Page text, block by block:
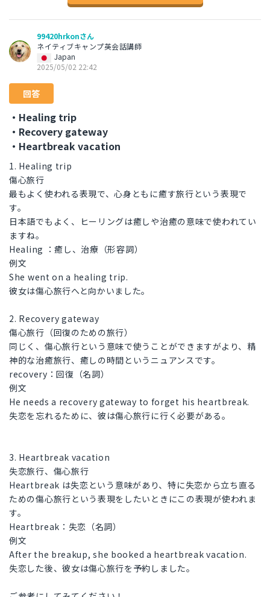
99420hrkonさん
ネイティブキャンプ英会話講師
Japan
2025/05/02 22:42
回答
・Healing trip
・Recovery gateway
・Heartbreak vacation
1. Healing trip
傷心旅行
最もよく使われる表現で、心身ともに癒す旅行という表現で
す。
日本語でもよく、ヒーリングは癒しや治癒の意味で使われてい
ますね。
Healing ：癒し、治療（形容詞）
例文
She went on a healing trip.
彼女は傷心旅行へと向かいました。
2. Recovery gateway
傷心旅行（回復のための旅行）
同じく、傷心旅行という意味で使うことができますがより、精
神的な治癒旅行、癒しの時間というニュアンスです。
recovery：回復（名詞）
例文
He needs a recovery gateway to forget his heartbreak.
失恋を忘れるために、彼は傷心旅行に行く必要がある。
3. Heartbreak vacation
失恋旅行、傷心旅行
Heartbreak は失恋という意味があり、特に失恋から立ち直る
ための傷心旅行という表現をしたいときにこの表現が使われま
す。
Heartbreak：失恋（名詞）
例文
After the breakup, she booked a heartbreak vacation.
失恋した後、彼女は傷心旅行を予約しました。